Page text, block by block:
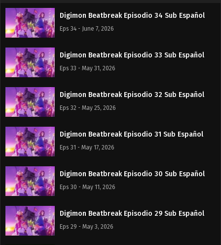
Digimon Beatbreak Episodio 34 Sub Español
Eps 34 - June 7, 2026
Digimon Beatbreak Episodio 33 Sub Español
Eps 33 - May 31, 2026
Digimon Beatbreak Episodio 32 Sub Español
Eps 32 - May 25, 2026
Digimon Beatbreak Episodio 31 Sub Español
Eps 31 - May 17, 2026
Digimon Beatbreak Episodio 30 Sub Español
Eps 30 - May 11, 2026
Digimon Beatbreak Episodio 29 Sub Español
Eps 29 - May 3, 2026